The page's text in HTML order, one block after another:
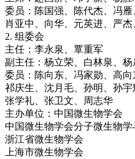
委员：陈国强、陈代杰、冯
肖亚中、向华、元英进、严
2. 组委会
主任：李永泉、覃重军
副主任：杨立荣、白林泉、杨
委员：陈向东、冯家勋、高
祁庆生、沈月毛、孙明、孙
张学礼、张卫文、周志华
主办单位：中国微生物学会
中国微生物学会分子微生物
浙江省微生物学会
上海市微生物学会